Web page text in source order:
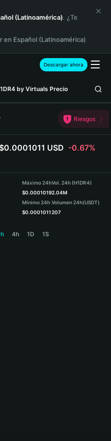
(Latinoamérica). ¿Te
en Español (Latinoamérica)
Descargar ahora
by Virtuals Precio
Riesgos
USD -0.67%
Máximo 24h
$0.0001019
Mínimo 24h
$0.0001011
Vol. 24h (H1DR4)
2.04M
Volumen 24h(USDT)
207
4h 1D 1S